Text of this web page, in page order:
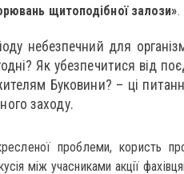
щитоподібної залози».
небезпечний для
Як убезпечитися від
Буковини? – ці
заходу.
проблеми, користь
між учасниками акції